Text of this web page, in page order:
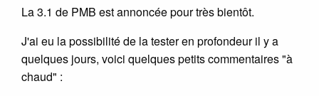
La 3.1 de PMB est annoncée pour très bientôt.
J'ai eu la possibilité de la tester en profondeur il y a
quelques jours, voici quelques petits commentaires "à
chaud" :